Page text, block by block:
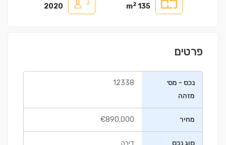
135 m
2
2020
פרטים
נכס - מס׳
מזהה
12338
מחיר €890,000